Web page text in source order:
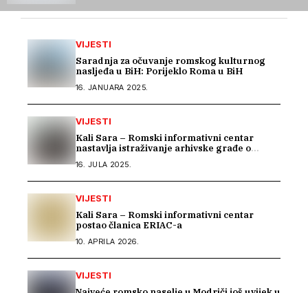
VIJESTI
Saradnja za očuvanje romskog kulturnog
nasljeđa u BiH: Porijeklo Roma u BiH
16. JANUARA 2025.
VIJESTI
Kali Sara – Romski informativni centar
nastavlja istraživanje arhivske građe o
Srpske
16. JULA 2025.
VIJESTI
Kali Sara – Romski informativni centar
postao članica ERIAC-a
10. APRILA 2026.
VIJESTI